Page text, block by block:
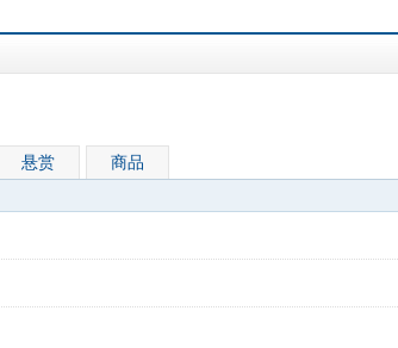
悬赏 商品